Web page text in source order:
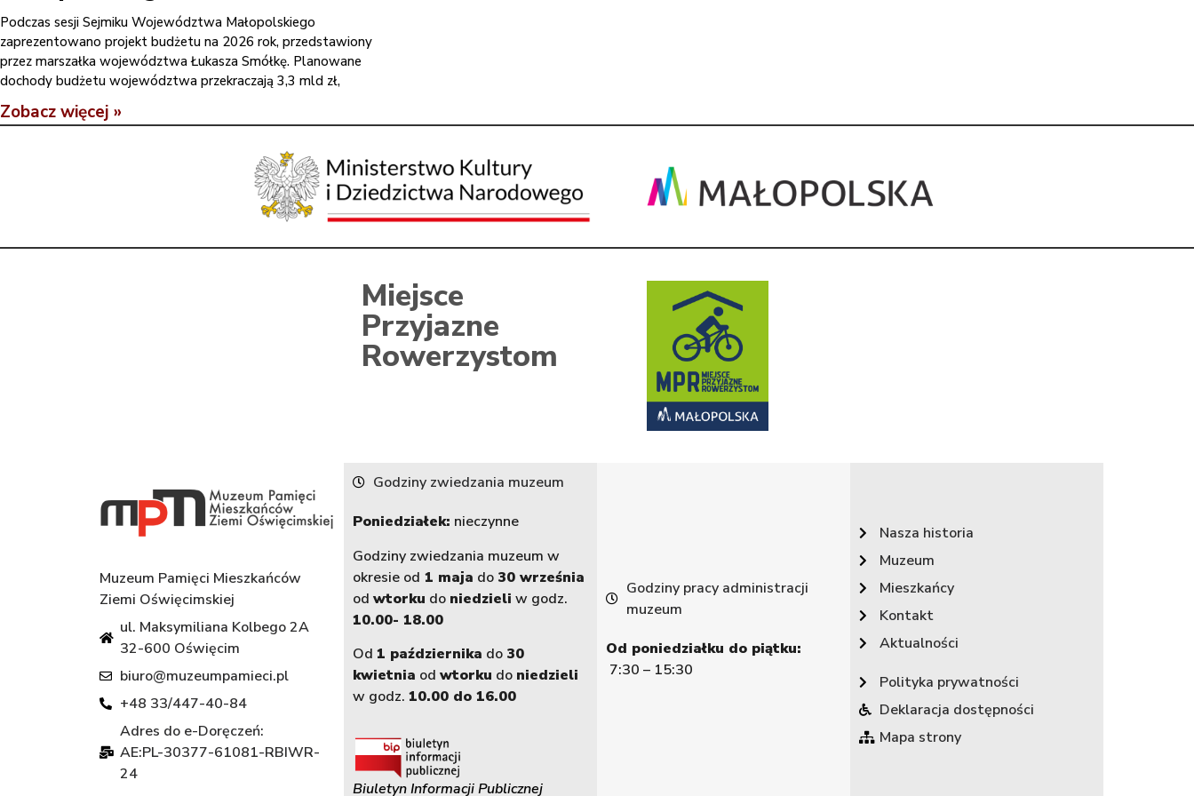
Podczas sesji Sejmiku Województwa Małopolskiego
zaprezentowano projekt budżetu na 2026 rok, przedstawiony
przez marszałka województwa Łukasza Smółkę. Planowane
dochody budżetu województwa przekraczają 3,3 mld zł,
Zobacz więcej »
Miejsce
Przyjazne
Rowerzystom
Muzeum Pamięci Mieszkańców
Ziemi Oświęcimskiej
ul. Maksymiliana Kolbego 2A
32-600 Oświęcim
biuro@muzeumpamieci.pl
+48 33/447-40-84
Adres do e-Doręczeń:
AE:PL-30377-61081-RBIWR-
24
Godziny zwiedzania muzeum
Poniedziałek: nieczynne
Godziny zwiedzania muzeum w
okresie od 1 maja do 30 września
od wtorku do niedzieli w godz.
10.00- 18.00
Od 1 października do 30
kwietnia od wtorku do niedzieli
w godz. 10.00 do 16.00
Biuletyn Informacji Publicznej
Godziny pracy administracji
muzeum
Od poniedziałku do piątku:
7:30 – 15:30
Nasza historia
Muzeum
Mieszkańcy
Kontakt
Aktualności
Polityka prywatności
Deklaracja dostępności
Mapa strony